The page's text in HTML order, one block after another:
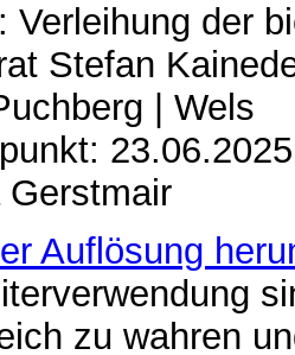
Verleihung der
Stefan
| Wels
23.06.2025
Gerstmair
Auflösung
zu wahren